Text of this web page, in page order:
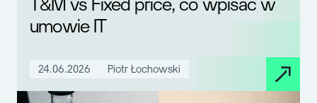
umowie IT
24.06.2026 Piotr Łochowski